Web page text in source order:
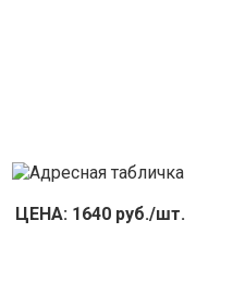
ЦЕНА: 1640 руб./шт.